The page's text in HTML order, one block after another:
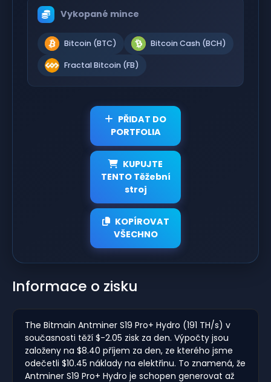
Vykopané mince
Bitcoin (BTC) Bitcoin Cash (BCH)
Fractal Bitcoin (FB)
PŘIDAT DO
PORTFOLIA
KUPUJTE
TENTO Těžební
stroj
KOPÍROVAT
VŠECHNO
Informace o zisku
The Bitmain Antminer S19 Pro+ Hydro (191 TH/s) v
současnosti těží $-2.05 zisk za den. Výpočty jsou
založeny na $8.40 příjem za den, ze kterého jsme
odečetli $10.45 náklady na elektřinu. To znamená, že
Antminer S19 Pro+ Hydro je schopen generovat až